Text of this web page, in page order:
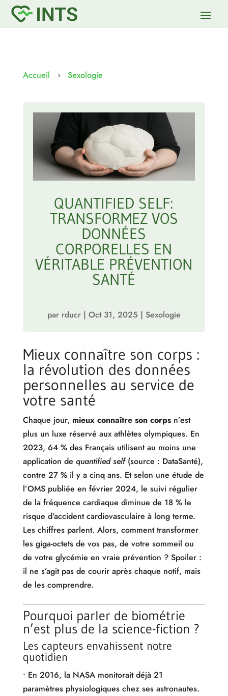
Accueil 5 Sexologie
QUANTIFIED SELF:
TRANSFORMEZ VOS
DONNÉES
CORPORELLES EN
VÉRITABLE PRÉVENTION
SANTÉ
par rducr| Oct 31, 2025 | Sexologie
Mieux connaître son corps :
la révolution des données
personnelles au service de
votre santé
Chaque jour, mieux connaître son corpsn’est
plus un luxe réservé aux athlètes olympiques. En
2023, 64 % des Français utilisent au moins une
application de quantified self(source : DataSanté),
contre 27 % il y a cinq ans. Et selon une étude de
l’OMS publiée en février 2024, le suivi régulier
de la fréquence cardiaque diminue de 18 % le
risque d’accident cardiovasculaire à long terme.
Les chiffres parlent. Alors, comment transformer
les giga-octets de vos pas, de votre sommeil ou
de votre glycémie en vraie prévention ? Spoiler :
il ne s’agit pas de courir après chaque notif, mais
de les comprendre.
Pourquoi parler de biométrie
n’est plus de la science-fiction ?
Les capteurs envahissent notre
quotidien
• En 2016, la NASA monitorait déjà 21
paramètres physiologiques chez ses astronautes.